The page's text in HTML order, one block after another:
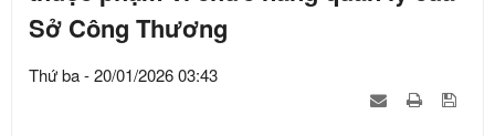
Sở Công Thương
Thứ ba - 20/01/2026 03:43